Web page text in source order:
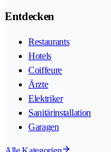
Entdecken
Restaurants
Hotels
Coiffeure
Ärzte
Elektriker
Sanitärinstallation
Garagen